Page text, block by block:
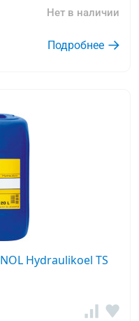
Нет в наличии
Подробнее
Hydraulikoel TS